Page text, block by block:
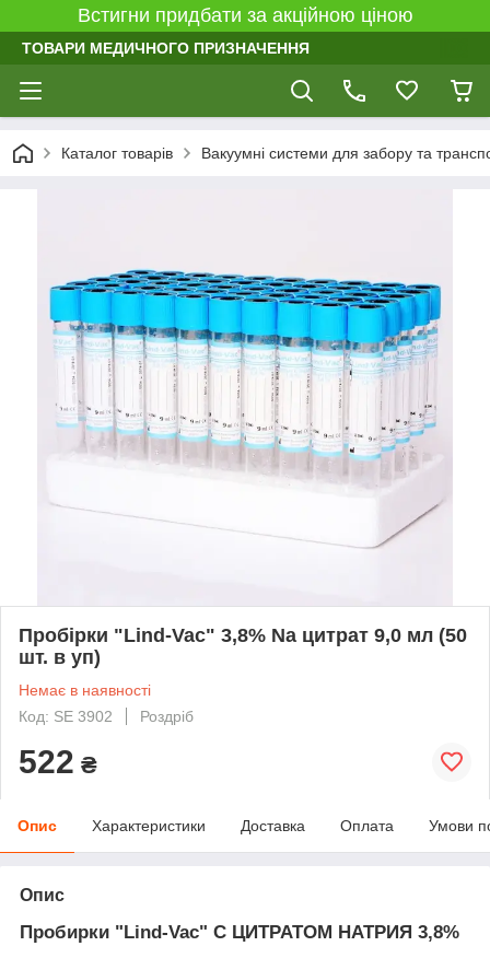
Встигни придбати за акційною ціною
ТОВАРИ МЕДИЧНОГО ПРИЗНАЧЕННЯ
Каталог товарів Вакуумні системи для забору та
Пробірки "Lind-Vac" 3,8% Na цитрат 9,0 мл (50
шт. в уп)
Немає в наявності
Код: SE 3902
Роздріб
522 ₴
Опис Характеристики Доставка Оплата Умови
Опис
Пробирки "Lind-Vac" С ЦИТРАТОМ НАТРИЯ 3,8%